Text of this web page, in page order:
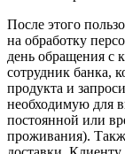
После этого
на обработку
день обращения с
сотрудник банка,
продукта и
необходимую для
постоянной или
проживания).